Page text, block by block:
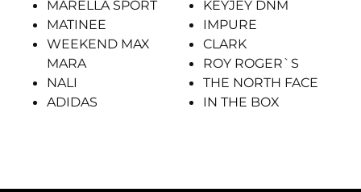
MARELLA SPORT
MATINEE
WEEKEND MAX
MARA
NALI
ADIDAS
KEYJEY DNM
IMPURE
CLARK
ROY ROGER`S
THE NORTH FACE
IN THE BOX